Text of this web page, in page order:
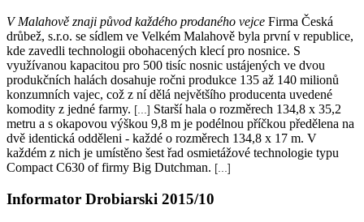
V Malahově znaji původ každého prodaného vejce Firma Česká
drůbež, s.r.o. se sídlem ve Velkém Malahově byla první v republice,
kde zavedli technologii obohacených klecí pro nosnice. S
využívanou kapacitou pro 500 tisíc nosnic ustájených ve dvou
produkčních halách dosahuje ročni produkce 135 až 140 milionů
konzumních vajec, což z ní dělá největšího producenta uvedené
komodity z jedné farmy. [...] Starší hala o rozměrech 134,8 x 35,2
metru a s okapovou výškou 9,8 m je podélnou příčkou předělena na
dvě identická odděleni - každé o rozměrech 134,8 x 17 m. V
každém z nich je umístěno šest řad osmietážové technologie typu
Compact C630 of firmy Big Dutchman. [...]
Informator Drobiarski 2015/10